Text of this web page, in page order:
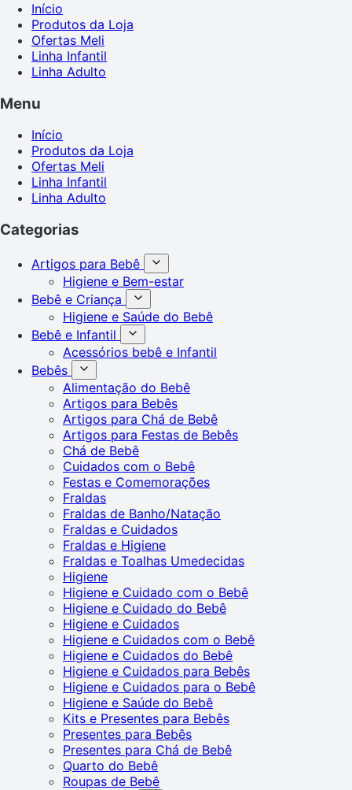
Início
Produtos da Loja
Ofertas Meli
Linha Infantil
Linha Adulto
Menu
Início
Produtos da Loja
Ofertas Meli
Linha Infantil
Linha Adulto
Categorias
Artigos para Bebê
Higiene e Bem-estar
Bebê e Criança
Higiene e Saúde do Bebê
Bebê e Infantil
Acessórios bebê e Infantil
Bebês
Alimentação do Bebê
Artigos para Bebês
Artigos para Chá de Bebê
Artigos para Festas de Bebês
Chá de Bebê
Cuidados com o Bebê
Festas e Comemorações
Fraldas
Fraldas de Banho/Natação
Fraldas e Cuidados
Fraldas e Higiene
Fraldas e Toalhas Umedecidas
Higiene
Higiene e Cuidado com o Bebê
Higiene e Cuidado do Bebê
Higiene e Cuidados
Higiene e Cuidados com o Bebê
Higiene e Cuidados do Bebê
Higiene e Cuidados para Bebês
Higiene e Cuidados para o Bebê
Higiene e Saúde do Bebê
Kits e Presentes para Bebês
Presentes para Bebês
Presentes para Chá de Bebê
Quarto do Bebê
Roupas de Bebê